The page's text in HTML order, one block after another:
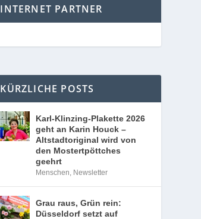
INTERNET PARTNER
KÜRZLICHE POSTS
Karl-Klinzing-Plakette 2026
geht an Karin Houck –
Altstadtoriginal wird von
den Mostertpöttches
geehrt
Menschen, Newsletter
Grau raus, Grün rein:
Düsseldorf setzt auf